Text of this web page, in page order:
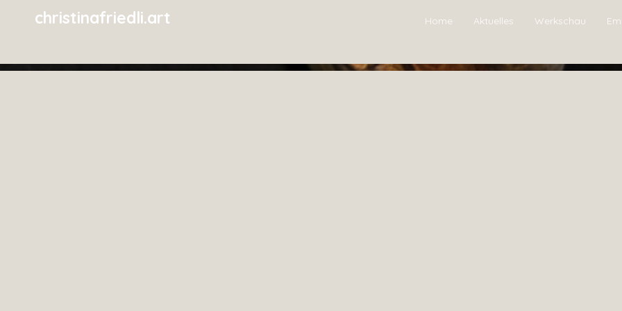
christinafriedli.art Home Aktuelles Werkschau